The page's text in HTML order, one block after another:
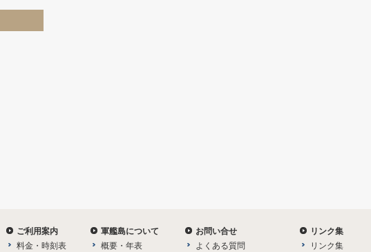
ご利用案内
料金・時刻表
軍艦島について
概要・年表
お問い合せ
よくある質問
リンク集
リンク集